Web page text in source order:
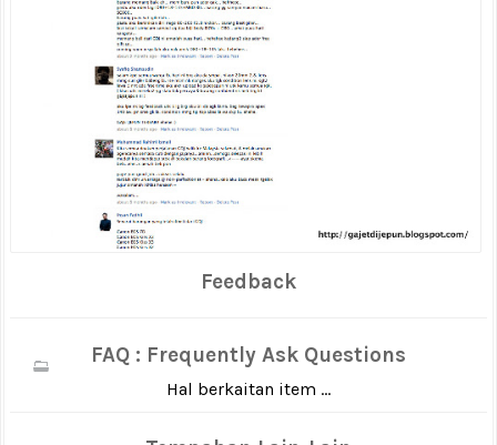
Feedback
FAQ : Frequently Ask Questions
Hal berkaitan item ...